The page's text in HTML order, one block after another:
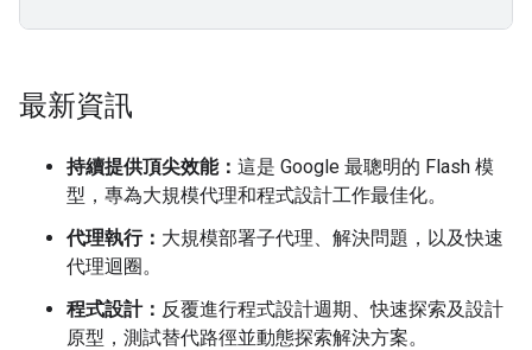
最新資訊
持續提供頂尖效能： 這是 Google 最聰明的 Flash 模
型，專為大規模代理和程式設計工作最佳化。
代理執行： 大規模部署子代理、解決問題，以及快速
代理迴圈。
程式設計： 反覆進行程式設計週期、快速探索及設計
原型，測試替代路徑並動態探索解決方案。